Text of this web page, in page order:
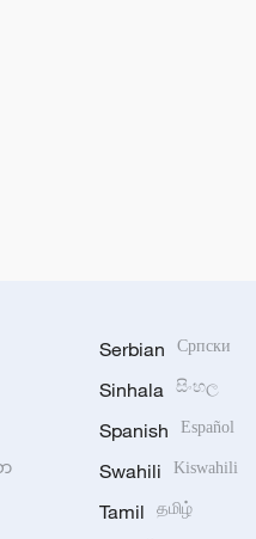
Serbian Српски
Sinhala සිංහල
Spanish Español
Swahili Kiswahili
Tamil தமிழ்